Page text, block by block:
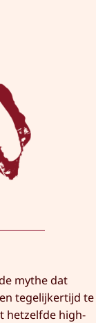
mythe dat
tegelijkertijd te
hetzelfde high-